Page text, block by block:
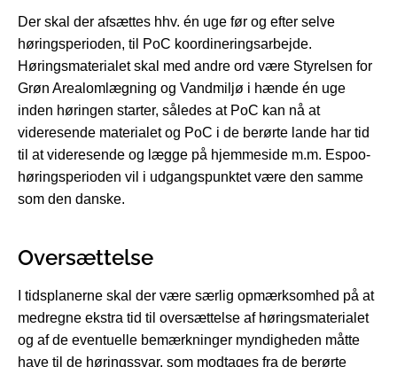
Der skal der afsættes hhv. én uge før og efter selve
høringsperioden, til PoC koordineringsarbejde.
Høringsmaterialet skal med andre ord være Styrelsen for
Grøn Arealomlægning og Vandmiljø i hænde én uge
inden høringen starter, således at PoC kan nå at
videresende materialet og PoC i de berørte lande har tid
til at videresende og lægge på hjemmeside m.m. Espoo-
høringsperioden vil i udgangspunktet være den samme
som den danske.
Oversættelse
I tidsplanerne skal der være særlig opmærksomhed på at
medregne ekstra tid til oversættelse af høringsmaterialet
og af de eventuelle bemærkninger myndigheden måtte
have til de høringssvar, som modtages fra de berørte